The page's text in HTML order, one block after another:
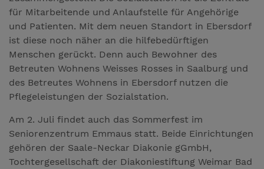
für Mitarbeitende und Anlaufstelle für Angehörige
und Patienten. Mit dem neuen Standort in Ebersdorf
ist diese noch näher an die hilfebedürftigen
Menschen gerückt. Denn auch Bewohner des
Betreuten Wohnens Weisses Rosses in Saalburg und
des Betreutes Wohnens in Ebersdorf nutzen die
Pflegeleistungen der Sozialstation.
Am 2. Juli findet auch das Sommerfest im
Seniorenzentrum Emmaus statt. Beide Einrichtungen
gehören der Saale-Neckar Diakonie gGmbH,
Tochtergesellschaft der Diakoniestiftung Weimar Bad